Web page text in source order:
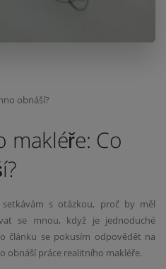
obnáší?
makléře: Co
s otázkou, proč by měl
se mnou, když je jednoduché
článku se pokusím odpovědět na
obnáší práce realitního makléře.